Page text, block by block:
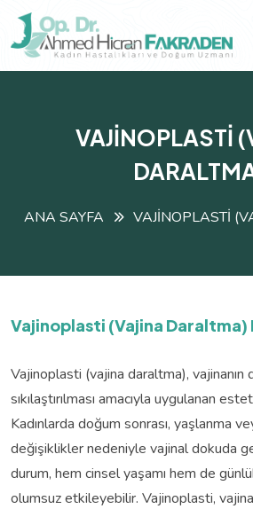
VAJİNOPLASTİ
ANA SAYFA VAJİNOPLASTİ
Vajinoplasti (Vajina Daraltma)
Vajinoplasti (vajina daraltma), vajinanın
sıkılaştırılması amacıyla uygulanan
Kadınlarda doğum sonrası, yaşlanma
değişiklikler nedeniyle vajinal dokuda
durum, hem cinsel yaşamı hem de
olumsuz etkileyebilir. Vajinoplasti,